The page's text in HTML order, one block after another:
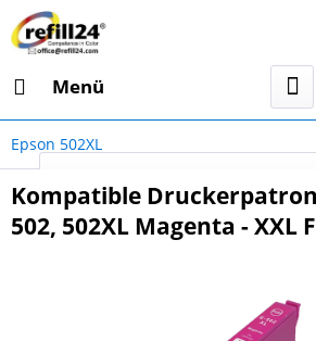
Menü
Epson 502XL
Kompatible
502, 502XL Magenta - XXL